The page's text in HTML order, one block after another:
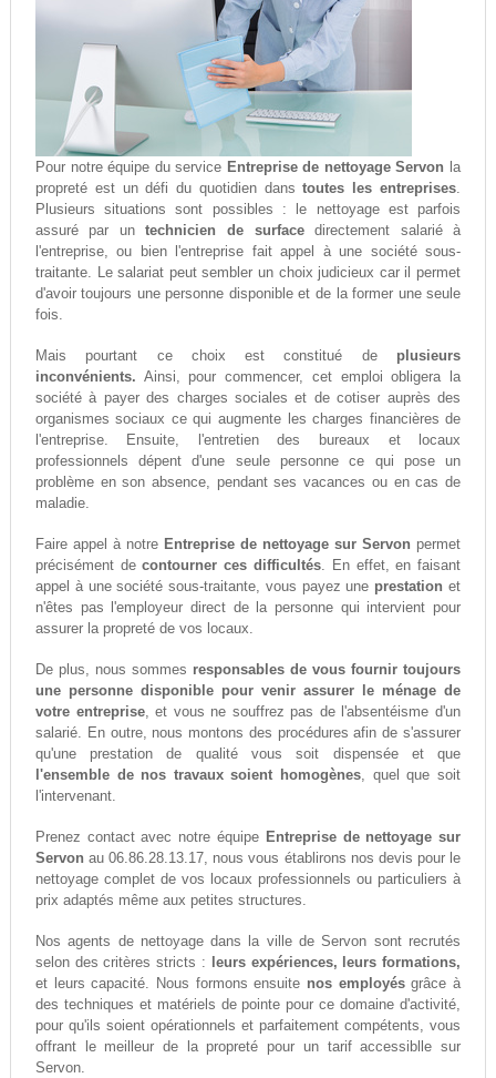
Pour notre équipe du service Entreprise de nettoyage Servon la
propreté est un défi du quotidien danstoutes les entreprises.
Plusieurs situations sont possibles : le nettoyage est parfois
assuré par untechnicien de surfacedirectement salarié à
l'entreprise, ou bien l'entreprise fait appel à une société sous-
traitante. Le salariat peut sembler un choix judicieux car il permet
d'avoir toujours une personne disponible et de la former une seule
fois.
Mais pourtant ce choix est constitué de plusieurs
inconvénients. Ainsi, pour commencer, cet emploi obligera la
société à payer des charges sociales et de cotiser auprès des
organismes sociaux ce qui augmente les charges financières de
l'entreprise. Ensuite, l'entretien des bureaux et locaux
professionnels dépent d'une seule personne ce qui pose un
problème en son absence, pendant ses vacances ou en cas de
maladie.
Faire appel à notre Entreprise de nettoyage sur Servon permet
précisément decontourner ces difficultés. En effet, en faisant
appel à une société sous-traitante, vous payez une prestation et
n'êtes pas l'employeur direct de la personne qui intervient pour
assurer la propreté de vos locaux.
De plus, nous sommes responsables de vous fournir toujours
une personne disponible pour venir assurer le ménage de
votre entreprise, et vous ne souffrez pas de l'absentéisme d'un
salarié. En outre, nous montons des procédures afin de s'assurer
qu'une prestation de qualité vous soit dispensée et que
l'ensemble de nos travaux soient homogènes, quel que soit
l'intervenant.
Prenez contact avec notre équipe Entreprise de nettoyage sur
Servon au 06.86.28.13.17, nous vous établirons nos devis pour le
nettoyage complet de vos locaux professionnels ou particuliers à
prix adaptés même aux petites structures.
Nos agents de nettoyage dans la ville de Servon sont recrutés
selon des critères stricts :
leurs expériences, leurs formations,
et leurs capacité. Nous formons ensuite nos employésgrâce à
des techniques et matériels de pointe pour ce domaine d'activité,
pour qu'ils soient opérationnels et parfaitement compétents, vous
offrant le meilleur de la propreté pour un tarif accessiblle sur
Servon.